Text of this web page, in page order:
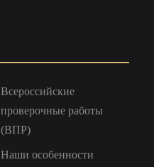
Всероссийские
проверочные работы
(ВПР)
Наши особенности